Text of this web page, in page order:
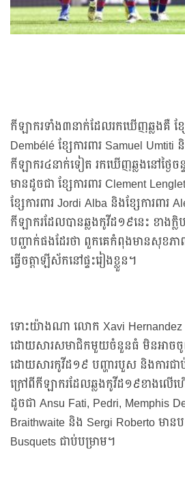
កីឡាករទាំង៣នាក់ដែលរកឃើញឆ្លងគឺ ខ្ស
Dembélé ខ្សែការពារ Samuel Umtiti
កីឡាករ៤នាក់ទៀត រកឃើញឆ្លងនៅថ្ងៃចន្
មានដូចជា ខ្សែការពារ Clement
ខ្សែការពារ Jordi Alba និងខ្សែការពារ
កីឡាករដែលបានឆ្លងកូវីដ១៩នេះ ខាងក្
បញ្ជាក់ផងដែរថា ពួកគេកំពុងមានសុខភា
ធ្វើចត្តាឡីស័កនៅផ្ទះរៀងខ្លួន។
ទោះយ៉ាងណា លោក Xavi
ដោយសារសមាជិកមួយចំនួនធំ មិនអាចចូ
ដោយសារកូវីដ១៩ បញ្ហារបួស និងការជា
ក្រៅពីកីឡាករដែលឆ្លងកូវីដ១៩ខាងលើ
ដូចជា Ansu Fati, Pedri, Memphis
Braithwaite និង Sergi Roberto មា
Busquets ជាប់បម្រាម។